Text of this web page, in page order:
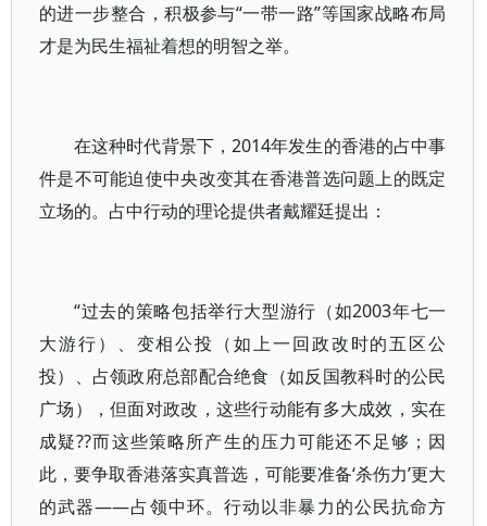
的进一步整合，积极参与“一带一路”等国家战略布局
才是为民生福祉着想的明智之举。
在这种时代背景下，2014年发生的香港的占中事
件是不可能迫使中央改变其在香港普选问题上的既定
立场的。占中行动的理论提供者戴耀廷提出：
“过去的策略包括举行大型游行（如2003年七一
大游行）、变相公投（如上一回政改时的五区公
投）、占领政府总部配合绝食（如反国教科时的公民
广场），但面对政改，这些行动能有多大成效，实在
成疑??而这些策略所产生的压力可能还不足够；因
此，要争取香港落实真普选，可能要准备‘杀伤力’更大
的武器——占领中环。行动以非暴力的公民抗命方